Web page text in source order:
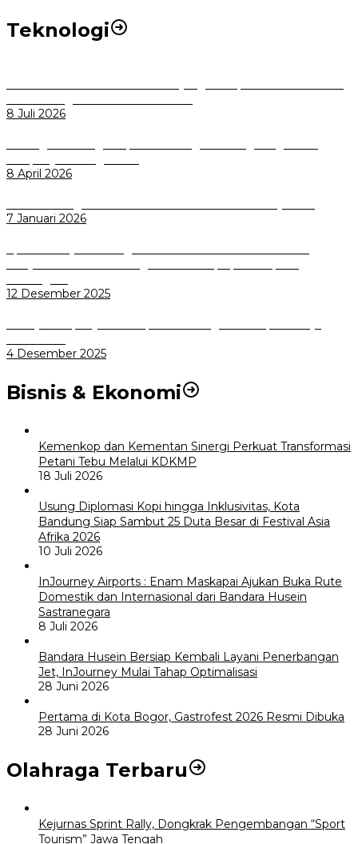
Teknologi
8 Juli 2026
8 April 2026
7 Januari 2026
12 Desember 2025
4 Desember 2025
Bisnis & Ekonomi
Kemenkop dan Kementan Sinergi Perkuat Transformasi
Petani Tebu Melalui KDKMP
18 Juli 2026
Usung Diplomasi Kopi hingga Inklusivitas, Kota
Bandung Siap Sambut 25 Duta Besar di Festival Asia
Afrika 2026
10 Juli 2026
InJourney Airports : Enam Maskapai Ajukan Buka Rute
Domestik dan Internasional dari Bandara Husein
Sastranegara
8 Juli 2026
Bandara Husein Bersiap Kembali Layani Penerbangan
Jet, InJourney Mulai Tahap Optimalisasi
28 Juni 2026
Pertama di Kota Bogor, Gastrofest 2026 Resmi Dibuka
28 Juni 2026
Olahraga Terbaru
Kejurnas Sprint Rally, Dongkrak Pengembangan “Sport
Tourism” Jawa Tengah